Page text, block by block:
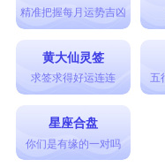
精准把握每月运势吉凶
黄大仙灵签
求签求得好运连连 五
星座合盘
你们是有缘的一对吗